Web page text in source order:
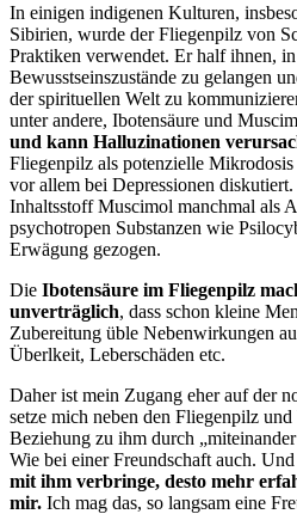
In einigen indigenen Kulturen,
Sibirien, wurde der Fliegenpilz von
Praktiken verwendet. Er half ihnen,
Bewusstseinszustände zu gelangen
der spirituellen Welt zu
unter andere, Ibotensäure und
und kann Halluzinationen
Fliegenpilz als potenzielle
vor allem bei Depressionen
Inhaltsstoff Muscimol manchmal als
psychotropen Substanzen wie
Erwägung gezogen.
Die Ibotensäure im Fliegenpilz
unverträglich, dass schon kleine
Zubereitung üble Nebenwirkungen
Überlkeit, Leberschäden etc.
Daher ist mein Zugang eher auf der
setze mich neben den Fliegenpilz
Beziehung zu ihm durch
Wie bei einer Freundschaft auch.
mit ihm verbringe, desto mehr
mir. Ich mag das, so langsam eine